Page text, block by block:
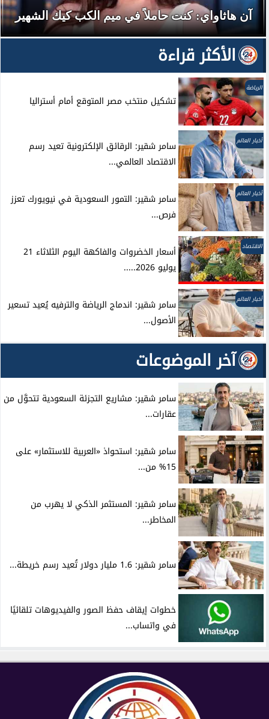
آن هاثاواي: كنت حاملاً في ميم الكب كيك الشهير
الأكثر قراءة
الرياضة
تشكيل منتخب مصر المتوقع أمام أستراليا
أخبار العالم
سامر شقير: الرقائق الإلكترونية تعيد رسم
الاقتصاد العالمي...
أخبار العالم
سامر شقير: التمور السعودية في نيويورك تعزز
فرص...
الاقتصاد
أسعار الخضروات والفاكهة اليوم الثلاثاء 21
يوليو 2026.....
أخبار العالم
سامر شقير: اندماج الرياضة والترفيه يُعيد تسعير
الأصول...
آخر الموضوعات
سامر شقير: مشاريع التجزئة السعودية تتحوَّل من
عقارات...
سامر شقير: استحواذ «العربية للاستثمار» على
15% من...
سامر شقير: المستثمر الذكي لا يهرب من
المخاطر...
سامر شقير: 1.6 مليار دولار تُعيد رسم خريطة...
خطوات إيقاف حفظ الصور والفيديوهات تلقائيًا
في واتساب...